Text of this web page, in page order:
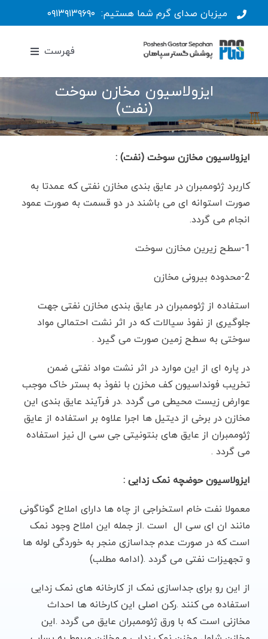
to
content
میزبان صدای گرم شما هستیم: ۰۹۱۳۹۱۳۹۶۹۰
فهرست
صفحه نخست
ژئوممبران
HDPE
PVC
ژئوتکستایل
پلی پروپیلن PP
پلی استر PET
الکترود
جی سی ال
فیلتر خاک
گروه فعالیت ها
کشاورزی
خدمات شهری
نفت گاز و پتروشیمی
ژئوتکستایل
ژئوممبران
ژئوتکستایل
استانداردها
ژئوممبران
ژئوتکستایل
کاتالوگ
درباره ما
تماس با ما
ایزولاسیون مخازن سوخت
(نفت)
ایزولاسیون مخازن سوخت (نفت) :
کاربرد ژئوممبران در عایق بندی مخازن نفتی که عمدتا به
صورت استوانه ای می باشند در دو قسمت به صورت عمود
انجام می گردد.
1-سطح زیرین مخازن سوخت
2-محدوده بیرونی مخازن
استفاده از ژئوممبران در عایق بندی مخازن نفتی جهت
جلوگیری از نفوذ سیالات که در اثر نشت احتمالی مواد
سوختی به سطح زمین صورت می گیرد .
در پاره ای از این موارد در اثر نشت مواد نفتی ضمن
تخریب فونداسیون کف مخزن با نفوذ به بستر خاک موجب
عوارض زیست محیطی می گردد .در فرآیند عایق بندی این
مخازن در برخی از دیتیل ها اجرا علاوه بر استفاده از عایق
ژئوممبران از عایق های بنتونیتی جی سی ال نیز استفاده
می گردد .
ایزولاسیون حوضچه نمک زدایی :
معمولا نفت خام استخراجی از چاه ها دارای املاح گوناگونی
مانند ان ای سی ال است .از جمله این املاح وجود نمک
است که در صورت عدم جداسازی منجر به خوردگی لوله ها
و تجهیزات نفتی می گردد .(ادامه مطلب)
از این رو برای جداسازی نمک از کارخانه های نمک زدایی
استفاده می کنند .رکن اصلی این کارخانه ها احداث
مخازنی است که با ورق ژئوممبران عایق می گردد .این